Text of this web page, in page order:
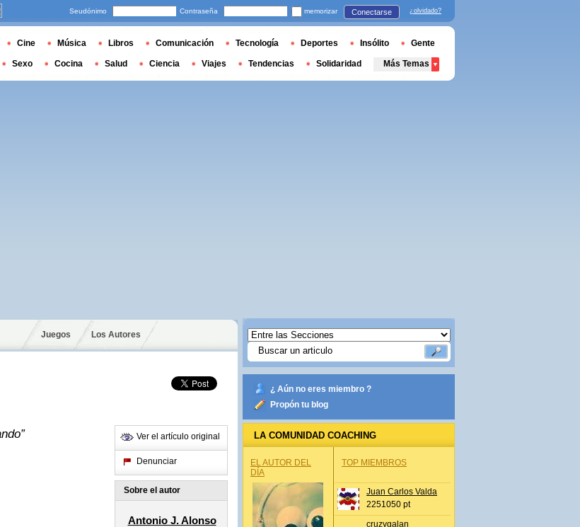
Juegos Los Autores
Ver el artículo original
Denunciar
Sobre el autor
Antonio J. Alonso
¿ Aún no eres miembro ?
Propón tu blog
LA COMUNIDAD COACHING
EL AUTOR DEL
DÍA
TOP MIEMBROS
Juan Carlos Valda
2251050 pt
cruzygalan
Seudónimo Contraseña memorizar Conectarse ¿olvidado?
Cine Música Libros Comunicación Tecnología Deportes Insólito Gente
Sexo Cocina Salud Ciencia Viajes Tendencias Solidaridad Más Temas